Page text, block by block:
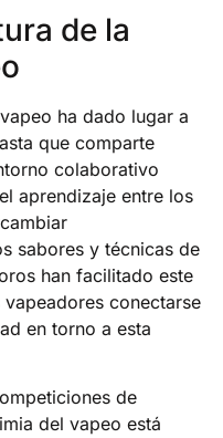
de la
ha dado lugar a
que comparte
colaborativo
aprendizaje entre los
sabores y técnicas de
han facilitado este
conectarse
en torno a esta
de
del vapeo está